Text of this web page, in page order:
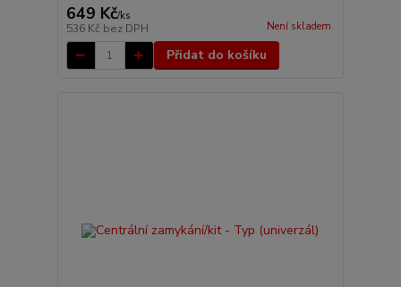
649 Kč/ks
536 Kč bez DPH Není skladem
Přidat do košíku